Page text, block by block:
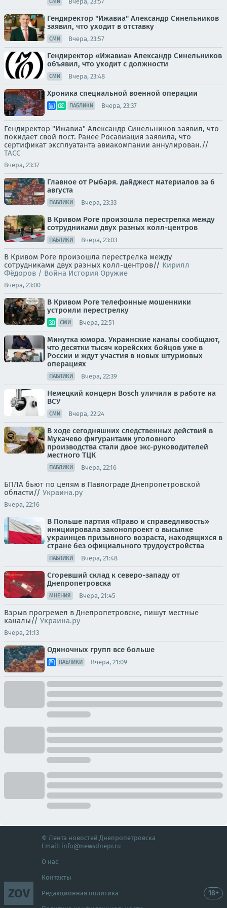
Гендиректор "Ижавиа" Александр Синельников
заявил, что уходит в отставку
СМИ Вчера, 23:57
Гендиректор «Ижавиа» Александр Синельников
объявил, что уходит с должности
СМИ Вчера, 23:48
Хроника специальной военной операции
ПАБЛИКИ Вчера, 23:37
Гендиректор "Ижавиа" Александр Синельников заявил, что
покидает свой пост. Ранее Росавиация заявила, что
сертификат эксплуатанта авиакомпании аннулирован.//
ТАСС
Вчера, 23:37
Главное от Рыбаря. дайджест материалов за 6
августа
ПАБЛИКИ Вчера, 23:33
В Кривом Роге произошла перестрелка между
сотрудниками двух разных колл-центров
ПАБЛИКИ Вчера, 23:03
В Кривом Роге произошла перестрелка между
сотрудниками двух разных колл-центров// Кирилл
Фёдоров / Война История Оружие
Вчера, 23:00
В Кривом Роге телефонные мошенники
устроили перестрелку
СМИ Вчера, 22:51
Минутка юмора. Украинские каналы сообщают,
что десятки тысяч корейских бойцов уже в
России и ждут участия в новых штурмовых
операциях
ПАБЛИКИ Вчера, 22:39
Немецкий концерн Bosch уличили в работе на
ВСУ
СМИ Вчера, 22:24
В ходе сегодняшних следственных действий в
Мукачево фигурантами уголовного
производства стали двое экс-руководителей
местного ТЦК
ПАБЛИКИ Вчера, 22:16
БПЛА бьют по целям в Павлограде Днепропетровской
области// Украина.ру
Вчера, 22:16
В Польше партия «Право и справедливость»
инициировала законопроект о высылке
украинцев призывного возраста, находящихся в
стране без официального трудоустройства
ПАБЛИКИ Вчера, 21:48
Сгоревший склад к северо-западу от
Днепропетровска
МНЕНИЯ Вчера, 21:45
Взрыв прогремел в Днепропетровске, пишут местные
каналы// Украина.ру
Вчера, 21:13
Одиночных групп все больше
ПАБЛИКИ Вчера, 21:09
ZOV
© Лента новостей Днепропетровска
Email: info@newsdnepr.ru
О нас
Контакты
Редакционная политика 18+